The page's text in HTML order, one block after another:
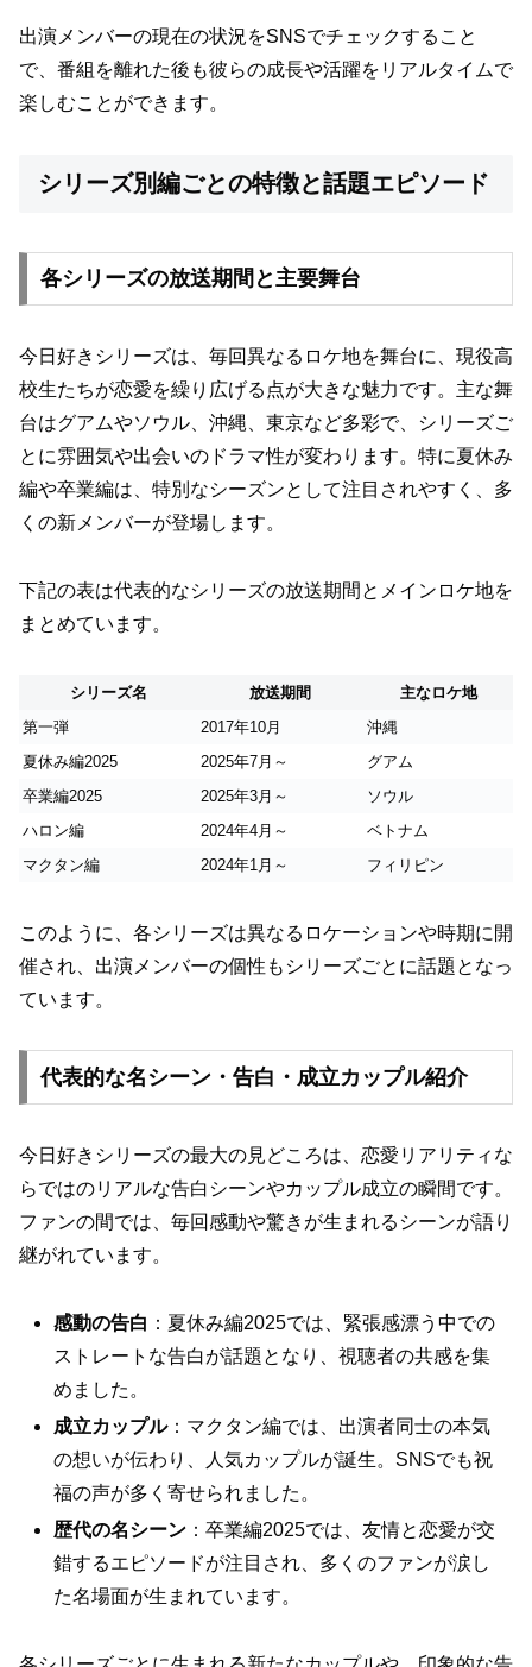
出演メンバーの現在の状況をSNSでチェックすること
で、番組を離れた後も彼らの成長や活躍をリアルタイムで
楽しむことができます。
シリーズ別編ごとの特徴と話題エピソード
各シリーズの放送期間と主要舞台
今日好きシリーズは、毎回異なるロケ地を舞台に、現役高
校生たちが恋愛を繰り広げる点が大きな魅力です。主な舞
台はグアムやソウル、沖縄、東京など多彩で、シリーズご
とに雰囲気や出会いのドラマ性が変わります。特に夏休み
編や卒業編は、特別なシーズンとして注目されやすく、多
くの新メンバーが登場します。
下記の表は代表的なシリーズの放送期間とメインロケ地を
まとめています。
シリーズ名 放送期間
主なロケ地
第一弾
2017年10月
沖縄
夏休み編2025
2025年7月～
グアム
卒業編2025
2025年3月～
ソウル
ハロン編
2024年4月～
ベトナム
マクタン編
2024年1月～ フィリピン
このように、各シリーズは異なるロケーションや時期に開
催され、出演メンバーの個性もシリーズごとに話題となっ
ています。
代表的な名シーン・告白・成立カップル紹介
今日好きシリーズの最大の見どころは、恋愛リアリティな
らではのリアルな告白シーンやカップル成立の瞬間です。
ファンの間では、毎回感動や驚きが生まれるシーンが語り
継がれています。
感動の告白 ：夏休み編2025では、緊張感漂う中での
ストレートな告白が話題となり、視聴者の共感を集
めました。
成立カップル：マクタン編では、出演者同士の本気
の想いが伝わり、人気カップルが誕生。SNSでも祝
福の声が多く寄せられました。
歴代の名シーン ：卒業編2025では、友情と恋愛が交
錯するエピソードが注目され、多くのファンが涙し
た名場面が生まれています。